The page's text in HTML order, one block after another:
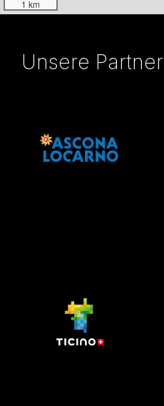
1 km
Unsere Partner